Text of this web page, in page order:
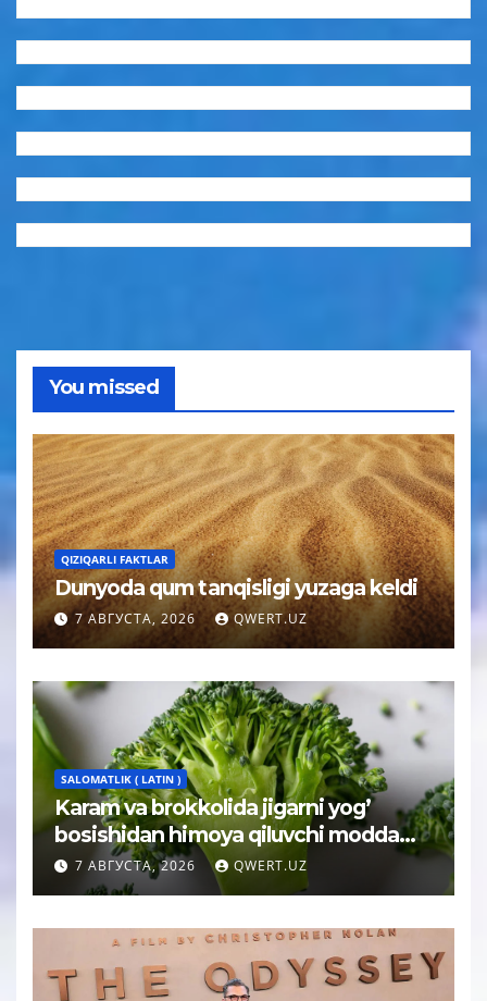
You missed
QIZIQARLI FAKTLAR
Dunyoda qum tanqisligi yuzaga keldi
7 АВГУСТА, 2026 QWERT.UZ
SALOMATLIK ( LATIN )
Karam va brokkolida jigarni yog’
bosishidan himoya qiluvchi modda
topildi
7 АВГУСТА, 2026 QWERT.UZ